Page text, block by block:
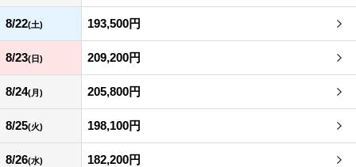
8/22(土) 193,500円
8/23(日) 209,200円
8/24(月) 205,800円
8/25(火) 198,100円
8/26(水) 182,200円